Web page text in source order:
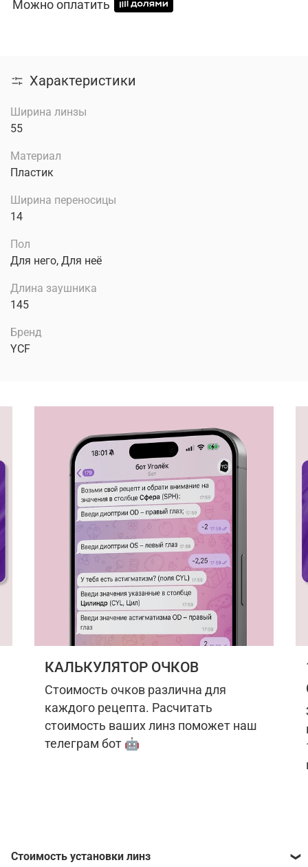
Можно оплатить
Характеристики
Ширина линзы
55
Материал
Пластик
Ширина переносицы
14
Пол
Для него, Для неё
Длина заушника
145
Бренд
YCF
КАЛЬКУЛЯТОР ОЧКОВ
Стоимость очков различна для
каждого рецепта. Расчитать
стоимость ваших линз поможет наш
телеграм бот 🤖
Стоимость установки линз